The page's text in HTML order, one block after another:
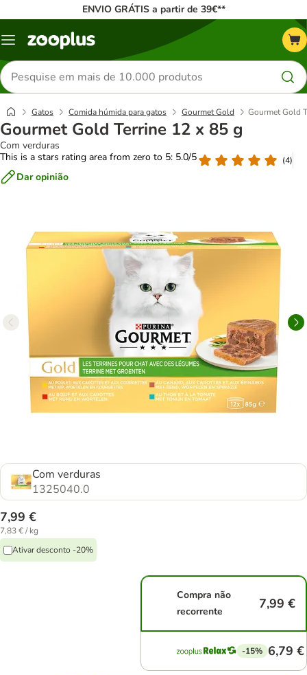
ENVIO GRÁTIS a partir de 39€**
Menu
Pesquisar
produtos
Gatos Comida húmida para gatos Gourmet Gold Gourmet Gold
Gourmet Gold Terrine 12 x 85 g
Com verduras
This is a stars rating area from zero to 5: 5.0/5
(4)
Dar opinião
Com verduras
1325040.0
7,99 €
7,83 € / kg
Ativar desconto -20%
Compra não
recorrente
7,99 €
-15% 6,79 €